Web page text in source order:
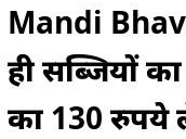
Mandi
ही सब्जियों
का 130 रुपये